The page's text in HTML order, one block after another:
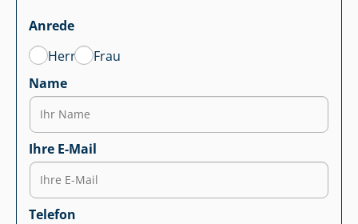
Anrede
Herr
Frau
Name
Ihre E-Mail
Telefon